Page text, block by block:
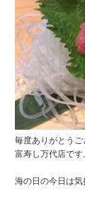
毎度ありがとうご
富寿し万代店です
海の日の今日は